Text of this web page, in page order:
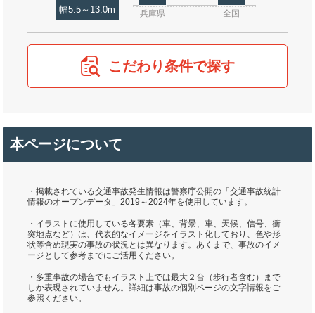
幅5.5～13.0m 兵庫県 全国
こだわり条件で探す
本ページについて
・掲載されている交通事故発生情報は警察庁公開の「交通事故統計
情報のオープンデータ」2019～2024年を使用しています。
・イラストに使用している各要素（車、背景、車、天候、信号、衝
突地点など）は、代表的なイメージをイラスト化しており、色や形
状等含め現実の事故の状況とは異なります。あくまで、事故のイメ
ージとして参考までにご活用ください。
・多重事故の場合でもイラスト上では最大２台（歩行者含む）まで
しか表現されていません。詳細は事故の個別ページの文字情報をご
参照ください。